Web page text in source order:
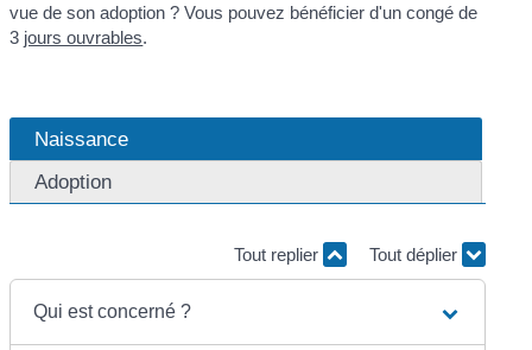
vue de son adoption ? Vous pouvez bénéficier d'un congé de
3 jours ouvrables.
Naissance
Adoption
Tout replier Tout déplier
Qui est concerné ?